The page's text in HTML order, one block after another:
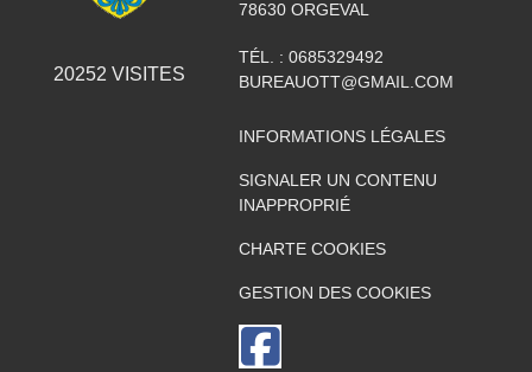
20252 VISITES
78630 ORGEVAL
TÉL. : 0685329492
BUREAUOTT@GMAIL.COM
INFORMATIONS LÉGALES
SIGNALER UN CONTENU
INAPPROPRIÉ
CHARTE COOKIES
GESTION DES COOKIES